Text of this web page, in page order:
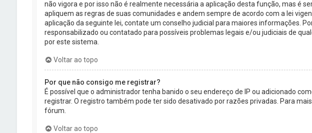
não vigora e por isso não é realmente necessária a aplicação desta função, mas é
apliquem as regras de suas comunidades e andem sempre de acordo com a lei
aplicação da seguinte lei, contate um conselho judicial para maiores informações.
responsabilizado ou contatado para possíveis problemas legais e/ou judiciais de
por este sistema.
Voltar ao topo
Por que não consigo me registrar?
É possível que o administrador tenha banido o seu endereço de IP ou adicionado
registrar. O registro também pode ter sido desativado por razões privadas. Para
fórum.
Voltar ao topo